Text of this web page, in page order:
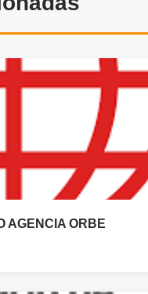
AGENCIA ORBE